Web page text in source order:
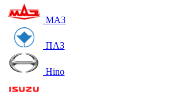
МАЗ
ПАЗ
Hino